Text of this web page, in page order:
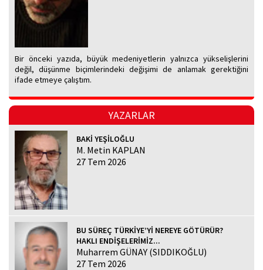
Bir önceki yazıda, büyük medeniyetlerin yalnızca yükselişlerini
değil, düşünme biçimlerindeki değişimi de anlamak gerektiğini
ifade etmeye çalıştım.
YAZARLAR
BAKİ YEŞİLOĞLU
M. Metin KAPLAN
27 Tem 2026
BU SÜREÇ TÜRKİYE’Yİ NEREYE GÖTÜRÜR?
HAKLI ENDİŞELERİMİZ...
Muharrem GÜNAY (SIDDIKOĞLU)
27 Tem 2026